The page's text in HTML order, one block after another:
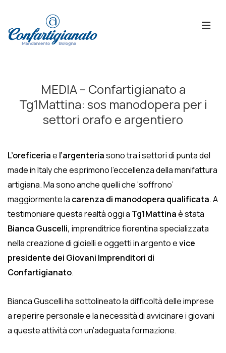
Principale
MEDIA – Confartigianato a
Tg1Mattina: sos manodopera per i
settori orafo e argentiero
L’oreficeriae l’argenteriasono tra i settori di punta del
made in Italy che esprimono l’eccellenza della manifattura
artigiana. Ma sono anche quelli che ‘soffrono’
maggiormente la carenza di manodopera qualificata. A
testimoniare questa realtà oggi a Tg1Mattinaè stata
Bianca Guscelli, imprenditrice fiorentina specializzata
nella creazione di gioielli e oggetti in argento evice
presidente dei Giovani Imprenditori di
Confartigianato.
Bianca Guscelli ha sottolineato la difficoltà delle imprese
a reperire personale e la necessità di avvicinare i giovani
a queste attività con un’adeguata formazione.